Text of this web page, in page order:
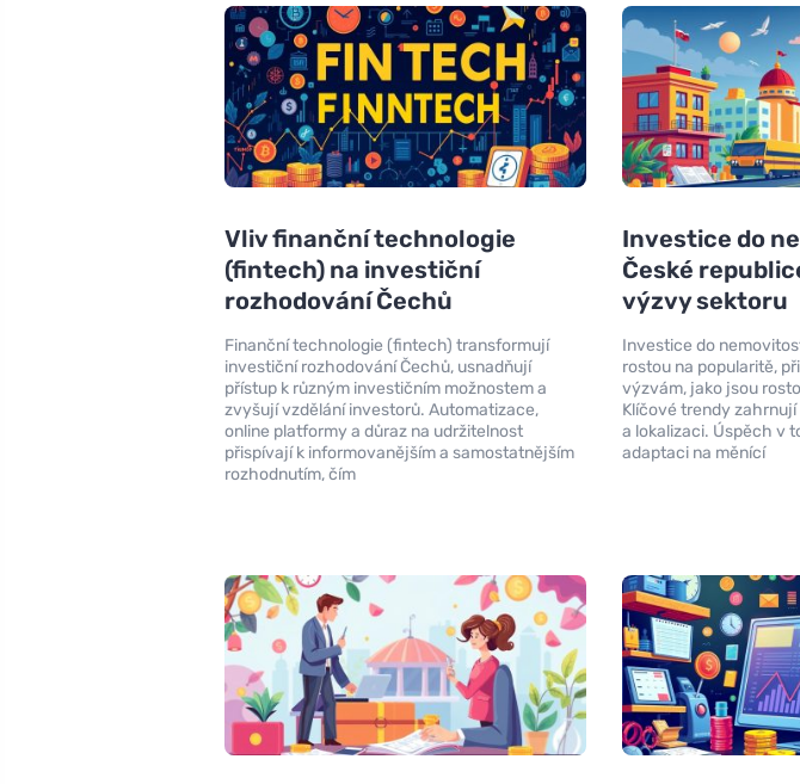
Vliv finanční technologie
(fintech) na investiční
rozhodování Čechů
Finanční technologie (fintech) transformují
investiční rozhodování Čechů, usnadňují
přístup k různým investičním možnostem a
zvyšují vzdělání investorů. Automatizace,
online platformy a důraz na udržitelnost
přispívají k informovanějším a samostatnějším
rozhodnutím, čím
Investice do
České
výzvy sektoru
Investice do
rostou na popularitě,
výzvám, jako jsou
Klíčové trendy
a lokalizaci. Úspěch v
adaptaci na měnící